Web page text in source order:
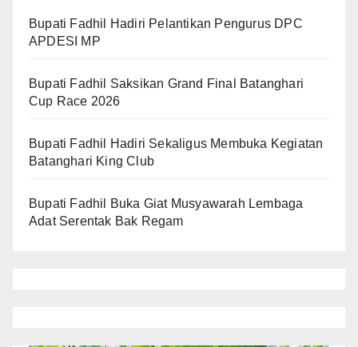
Bupati Fadhil Hadiri Pelantikan Pengurus DPC
APDESI MP
Bupati Fadhil Saksikan Grand Final Batanghari
Cup Race 2026
Bupati Fadhil Hadiri Sekaligus Membuka Kegiatan
Batanghari King Club
Bupati Fadhil Buka Giat Musyawarah Lembaga
Adat Serentak Bak Regam